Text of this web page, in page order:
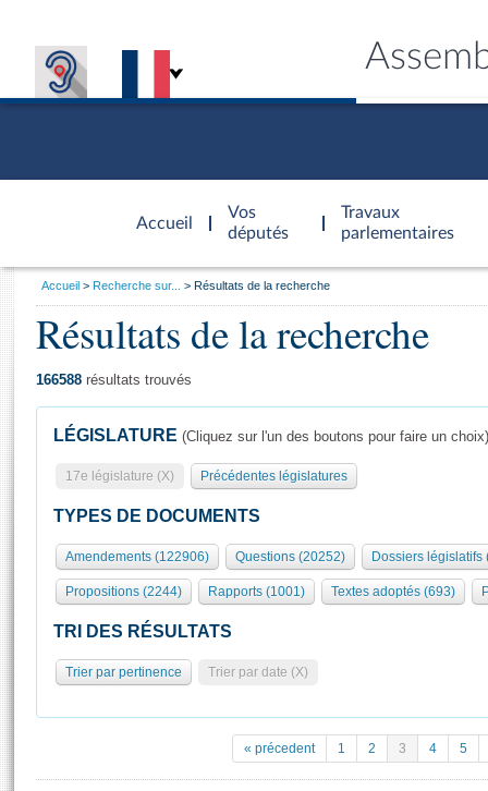
Accueil
d'accueil
Vos
députés
Travaux
parlementaires
Présidence
577 députés
Groupes politiques
Séance publique
Commissions et autres organes
Europe et International
Pétitions
Général
Rôle et pouvoirs de l'Assemblée
Organisation de l'Assemblée
Présidence Conférence des Présidents Bureau Collège des
Statistiques et chiffres clés
Documents de référence
( Constitution | Règlement de l'Assemblée ... )
Visiter l'Assemblée
Visite virtuelle du palais Bourbon
Assister à une séance
Vous
Accueil Recherche sur... Résultats de la recherche
Résultats de la recherche
166588 résultats trouvés
LÉGISLATURE (Cliquez sur l'un des boutons pour faire un choix)
17e législature (X) Précédentes législatures
TYPES DE DOCUMENTS
Amendements (122906) Questions (20252) Dossiers législatifs
Propositions (2244) Rapports (1001) Textes adoptés (693)
TRI DES RÉSULTATS
Trier par pertinence Trier par date (X)
« précedent 1 2 3 4 5